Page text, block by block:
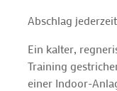
Abschlag
Ein kalter,
Training
einer Indoor-